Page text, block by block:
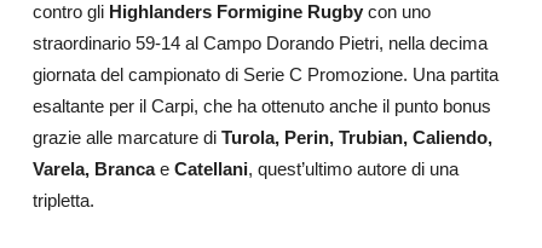
contro gli Highlanders Formigine Rugbycon uno
straordinario 59-14 al Campo Dorando Pietri, nella decima
giornata del campionato di Serie C Promozione. Una partita
esaltante per il Carpi, che ha ottenuto anche il punto bonus
grazie alle marcature di Turola, Perin, Trubian, Caliendo,
Varela, Brancae Catellani, quest’ultimo autore di una
tripletta.